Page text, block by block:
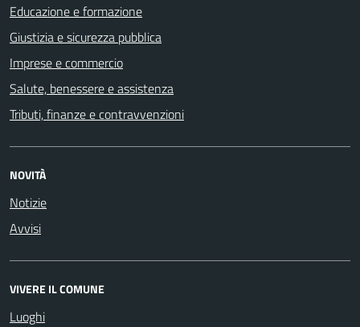
Educazione e formazione
Giustizia e sicurezza pubblica
Imprese e commercio
Salute, benessere e assistenza
Tributi, finanze e contravvenzioni
NOVITÀ
Notizie
Avvisi
VIVERE IL COMUNE
Luoghi